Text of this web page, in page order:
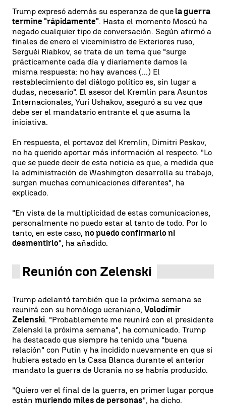
Trump expresó además su esperanza de que la guerra
termine "rápidamente". Hasta el momento Moscú ha
negado cualquier tipo de conversación. Según afirmó a
finales de enero el viceministro de Exteriores ruso,
Serguéi Riabkov, se trata de un tema que "surge
prácticamente cada día y diariamente damos la
misma respuesta: no hay avances (...) El
restablecimiento del diálogo político es, sin lugar a
dudas, necesario". El asesor del Kremlin para Asuntos
Internacionales, Yuri Ushakov, aseguró a su vez que
debe ser el mandatario entrante el que asuma la
iniciativa.
En respuesta, el portavoz del Kremlin, Dimitri Peskov,
no ha querido aportar más información al respecto. "Lo
que se puede decir de esta noticia es que, a medida que
la administración de Washington desarrolla su trabajo,
surgen muchas comunicaciones diferentes", ha
explicado.
"En vista de la multiplicidad de estas comunicaciones,
personalmente no puedo estar al tanto de todo. Por lo
tanto, en este caso, no puedo confirmarlo ni
desmentirlo", ha añadido.
Reunión con Zelenski
Trump adelantó también que la próxima semana se
reunirá con su homólogo ucraniano, Volodímir
Zelenski. "Probablemente me reuniré con el presidente
Zelenski la próxima semana", ha comunicado. Trump
ha destacado que siempre ha tenido una "buena
relación" con Putin y ha incidido nuevamente en que si
hubiera estado en la Casa Blanca durante el anterior
mandato la guerra de Ucrania no se habría producido.
"Quiero ver el final de la guerra, en primer lugar porque
están muriendo miles de personas", ha dicho.